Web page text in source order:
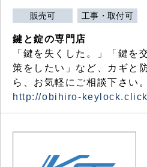
販売可 工事・取付可
鍵と錠の専門店
「鍵を失くした。」「鍵を
策をしたい」など、カギと
ら、お気軽にご相談下さい。
http://obihiro-